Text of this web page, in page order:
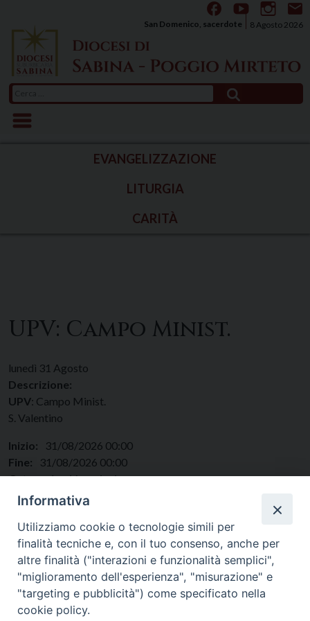
content
8 Agosto 2026
San Domenico, sacerdote
per:
EVANGELIZZAZIONE
LITURGIA
CARITÀ
UPV: Campo Minist.
lunedì 31 Agosto
Descrizione:
UPV: Campo Minist.
S. Valentino
Inizio:
31/08/2026 00:00
Fine:
31/08/2026 00:00
Categorie: Vocazioni
Regione: Lazio
Informativa
Utilizziamo cookie o tecnologie simili per
finalità tecniche e, con il tuo consenso, anche per
altre finalità ("interazioni e funzionalità semplici",
"miglioramento dell'esperienza", "misurazione" e
"targeting e pubblicità") come specificato nella
cookie policy.